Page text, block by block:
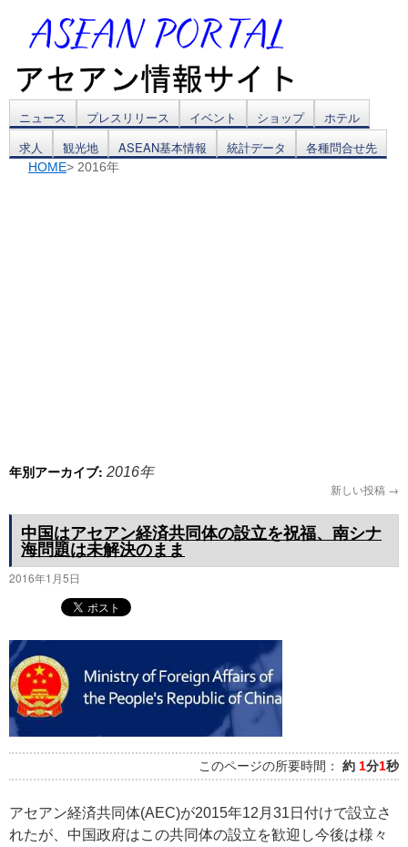
コ
ン
ニュース プレスリリース イベント ショップ
ホテル
求人
観光地 ASEAN基本情報 統計データ 各種問合せ先
HOME> 2016年
年別アーカイブ: 2016年
新しい投稿 →
中国はアセアン経済共同体の設立を祝福、南シナ
海問題は未解決のまま
2016年1月5日
このページの所要時間： 約 1分1秒
アセアン経済共同体(AEC)が2015年12月31日付けで設立さ
れたが、中国政府はこの共同体の設立を歓迎し今後は様々